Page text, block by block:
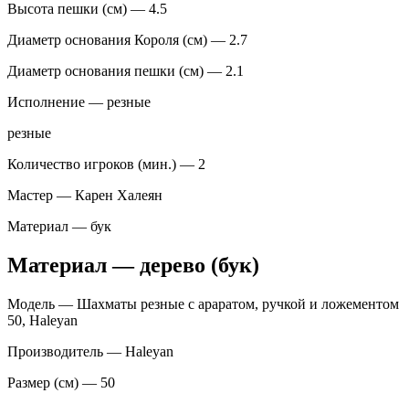
Высота пешки (см) — 4.5
Диаметр основания Короля (см) — 2.7
Диаметр основания пешки (см) — 2.1
Исполнение — резные
резные
Количество игроков (мин.) — 2
Мастер — Карен Халеян
Материал — бук
Материал — дерево (бук)
Модель — Шахматы резные с араратом, ручкой и ложементом
50, Haleyan
Производитель — Haleyan
Размер (см) — 50